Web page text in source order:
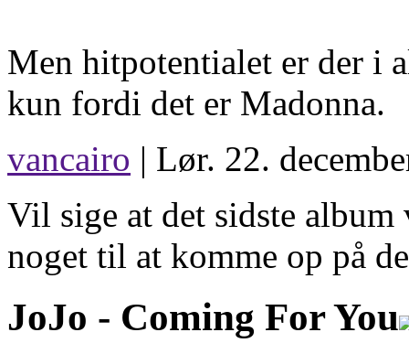
Men hitpotentialet er der i
kun fordi det er Madonna.
vancairo | Lør. 22.
Vil sige at det sidste
noget til at komme op på
JoJo - Coming For You